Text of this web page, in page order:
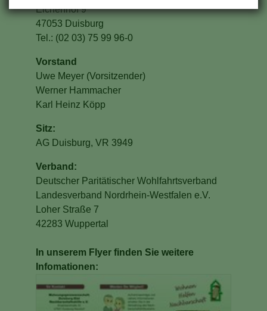
Eichenhof 9
47053 Duisburg
Tel.: (02 03) 75 99 96-0
Vorstand
Uwe Meyer (Vorsitzender)
Werner Hammacher
Karl Heinz Köpp
Sitz:
AG Duisburg, VR 3949
Verband:
Deutscher Paritätischer Wohlfahrtsverband
Landesverband Nordrhein-Westfalen e.V.
Loher Straße 7
42283 Wuppertal
In unserem Flyer finden Sie weitere
Infomationen: